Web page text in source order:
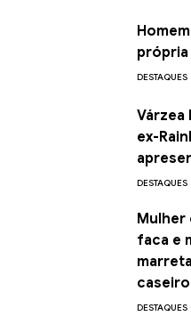
própria
DESTAQUES
Várzea
ex-
DESTAQUES
Mulher
faca e
DESTAQUES